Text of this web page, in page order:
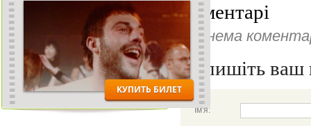
Коментарі
Ще нема
Напишіть ваш
Ім'я: